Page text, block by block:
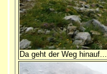
Da geht der Weg hinauf...